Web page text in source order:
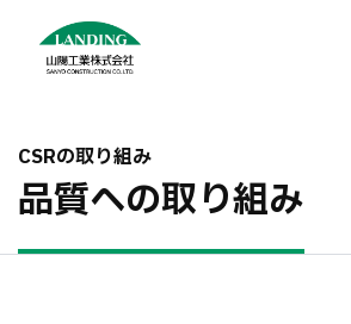
CSRの取り組み
品質への取り組み